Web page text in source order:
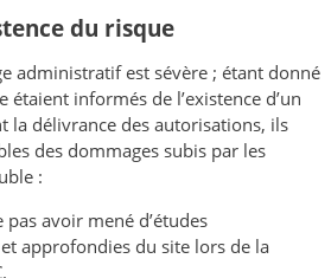
du risque
administratif est sévère ; étant donné
étaient informés de l’existence d’un
la délivrance des autorisations, ils
des dommages subis par les
:
pas avoir mené d’études
approfondies du site lors de la